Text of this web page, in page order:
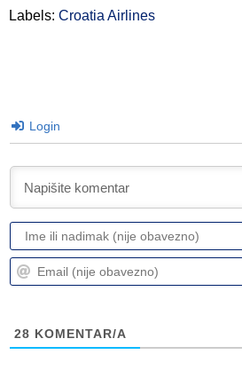
Labels: Croatia Airlines
Login
28 KOMENTAR/A